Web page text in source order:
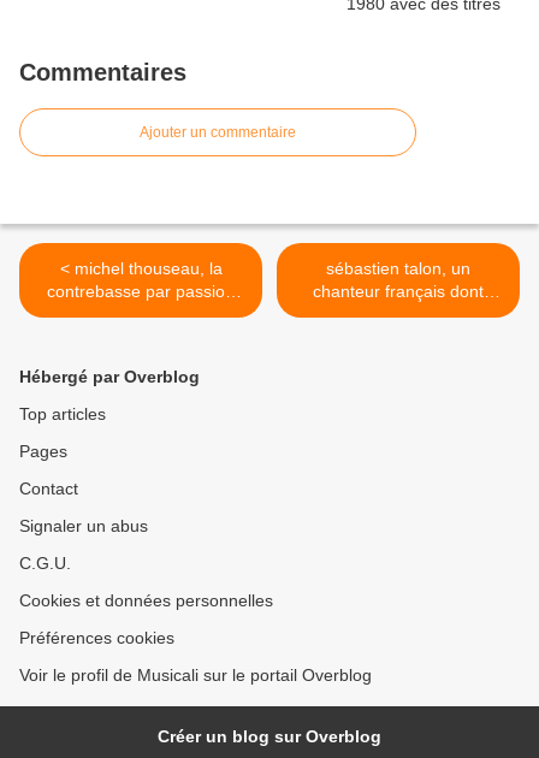
Commentaires
Ajouter un commentaire
< michel thouseau, la
contrebasse par passion
pour ce musicien classique,
sébastien talon, un
chanteur français dont
l'univers oscille entre pop,
Hébergé par Overblog
Top articles
Pages
Contact
Signaler un abus
C.G.U.
Cookies et données personnelles
Préférences cookies
Voir le profil de Musicali sur le portail Overblog
Créer un blog sur Overblog